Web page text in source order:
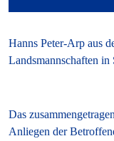
Hanns Peter-Arp aus
Landsmannschaften in
Das
Anliegen der